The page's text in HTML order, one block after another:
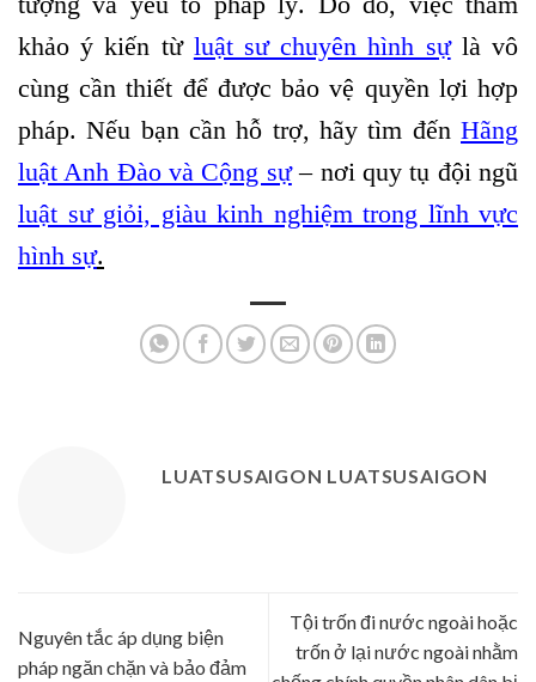
khảo ý kiến từ luật sư chuyên hình sựlà vô
cùng cần thiết để được bảo vệ quyền lợi hợp
pháp. Nếu bạn cần hỗ trợ, hãy tìm đến Hãng
luật Anh Đào và Cộng sự– nơi quy tụ đội ngũ
luật sư giỏi, giàu kinh nghiệm trong lĩnh vực
hình sự.
LUATSUSAIGON LUATSUSAIGON
Nguyên tắc áp dụng biện
pháp ngăn chặn và bảo đảm
Tội trốn đi nước ngoài hoặc
trốn ở lại nước ngoài nhằm